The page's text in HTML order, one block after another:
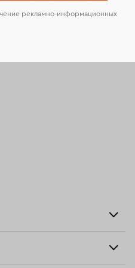
рекламно-информационных